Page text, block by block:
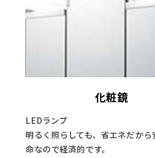
化粧鏡
LEDランプ
明るく照らしても、省エネだか
命なので経済的です。